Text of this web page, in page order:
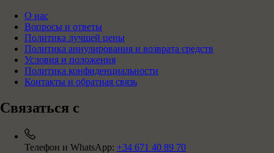
О нас
Вопросы и ответы
Политика лучшей цены
Политика аннулирования и возврата средств
Условия и положения
Политика конфиденциальности
Контакты и обратная связь
Связаться с
Телефон и WhatsApp: +34 671 40 89 70